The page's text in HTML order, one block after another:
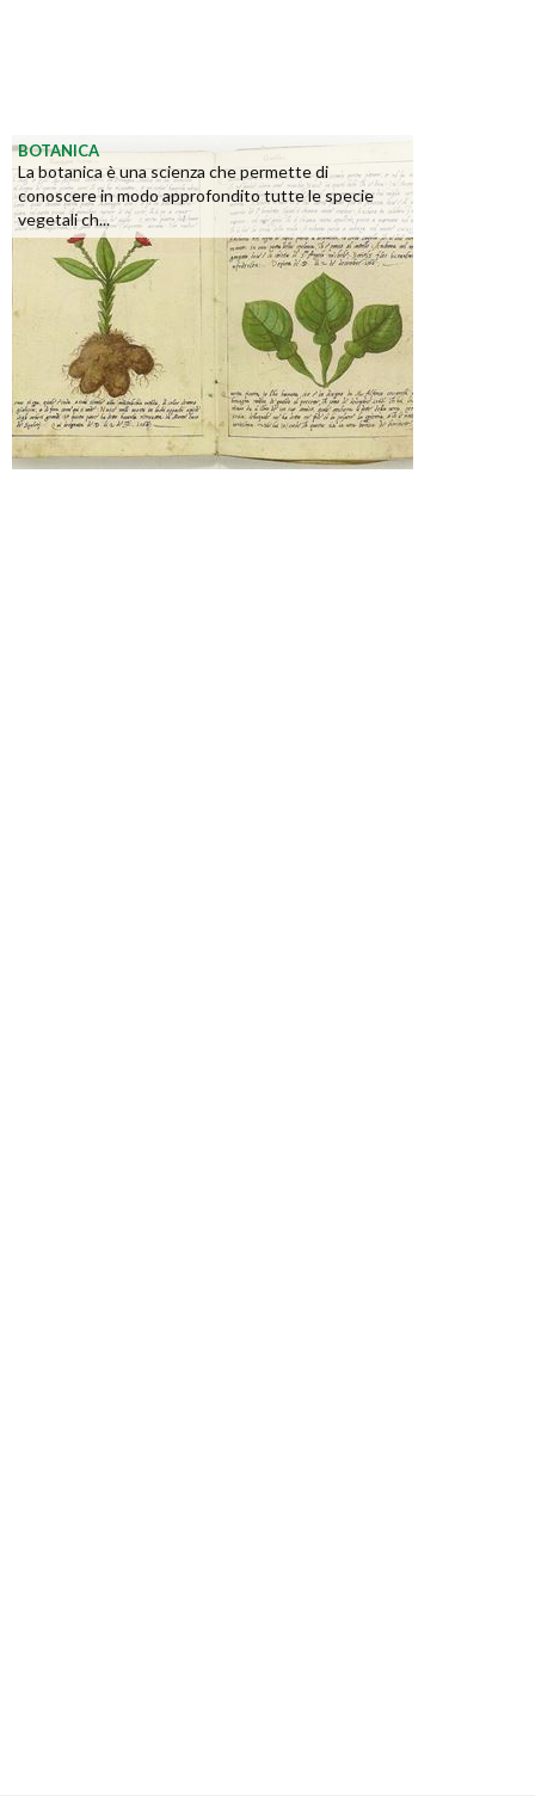
BOTANICA
La botanica è una scienza che permette di
conoscere in modo approfondito tutte le specie
vegetali ch...